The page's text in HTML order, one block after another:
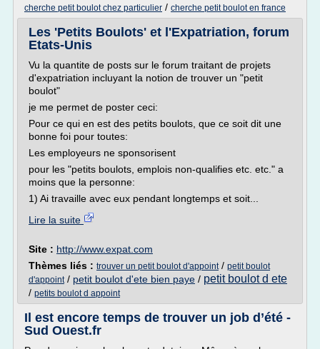
cherche petit boulot chez particulier / cherche petit boulot en france
Les 'Petits Boulots' et l'Expatriation, forum
Etats-Unis
Vu la quantite de posts sur le forum traitant de projets
d'expatriation incluyant la notion de trouver un "petit
boulot"
je me permet de poster ceci:
Pour ce qui en est des petits boulots, que ce soit dit une
bonne foi pour toutes:
Les employeurs ne sponsorisent
pour les "petits boulots, emplois non-qualifies etc. etc." a
moins que la personne:
1) Ai travaille avec eux pendant longtemps et soit...
Lire la suite
Site : http://www.expat.com
Thèmes liés : trouver un petit boulot d'appoint/ petit boulot
d'appoint/ petit boulot d'ete bien paye / petit boulot d ete
/ petits boulot d appoint
Il est encore temps de trouver un job d’été -
Sud Ouest.fr